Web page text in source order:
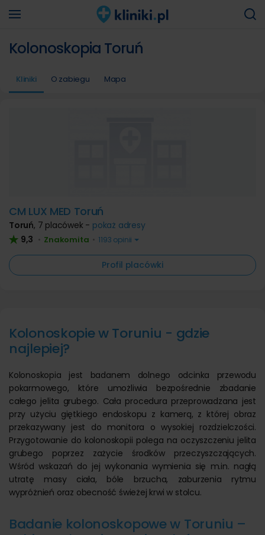
Kolonoskopia Toruń
Kliniki O zabiegu Mapa
CM LUX MED Toruń
Toruń, 7 placówek - pokaż adresy
9,3 • Znakomita • 1193 opinii
Profil placówki
Kolonoskopie w Toruniu - gdzie
najlepiej?
Kolonoskopia jest badanem dolnego odcinka przewodu
pokarmowego, które umożliwia bezpośrednie zbadanie
całego jelita grubego. Cała procedura przeprowadzana jest
przy użyciu giętkiego endoskopu z kamerą, z której obraz
przekazywany jest do monitora o wysokiej rozdzielczości.
Przygotowanie do kolonoskopii polega na oczyszczeniu jelita
grubego poprzez zażycie środków przeczyszczających.
Wśród wskazań do jej wykonania wymienia się m.in. nagłą
utratę masy ciała, bóle brzucha, zaburzenia rytmu
wypróżnień oraz obecność świeżej krwi w stolcu.
Badanie kolonoskopowe w Toruniu –